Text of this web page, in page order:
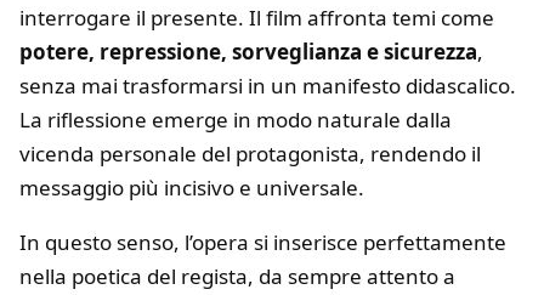
interrogare il presente. Il film affronta temi come
potere, repressione, sorveglianza e sicurezza,
senza mai trasformarsi in un manifesto didascalico.
La riflessione emerge in modo naturale dalla
vicenda personale del protagonista, rendendo il
messaggio più incisivo e universale.
In questo senso, l’opera si inserisce perfettamente
nella poetica del regista, da sempre attento a